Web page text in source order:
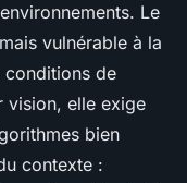
Le
vulnérable à la
conditions de
vision, elle exige
bien
contexte :